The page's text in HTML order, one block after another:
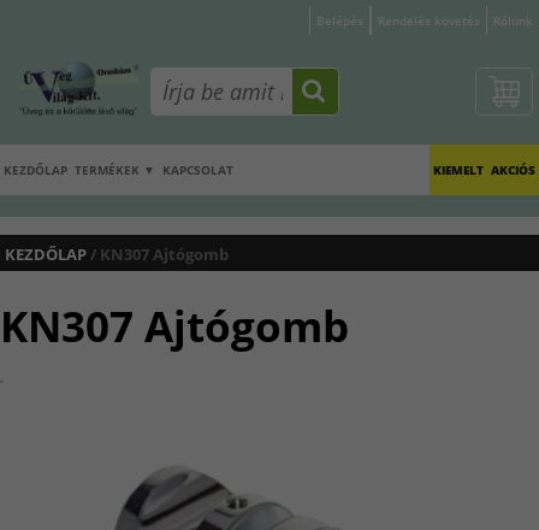
Rólunk
Rendelés követés
Belépés
KEZDŐLAP TERMÉKEK ▼ KAPCSOLAT AKCIÓS
KIEMELT
KEZDŐLAP/ KN307 Ajtógomb
KN307 Ajtógomb
.